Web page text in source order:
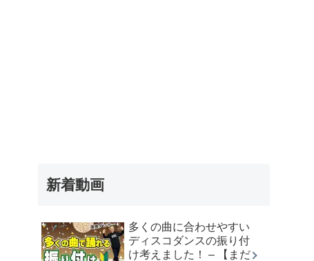
新着動画
多くの曲に合わせやすい
ディスコダンスの振り付
け考えました！ – 【まだ